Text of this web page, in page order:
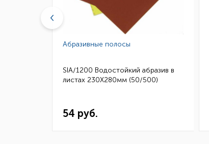
Абразивные полосы
SIA/1200 Водостойкий абразив в
листах 230Х280мм (50/500)
54 руб.